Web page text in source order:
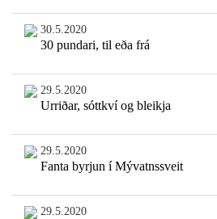
30.5.2020
30 pundari, til eða frá
29.5.2020
Urriðar, sóttkví og bleikja
29.5.2020
Fanta byrjun í Mývatnssveit
29.5.2020